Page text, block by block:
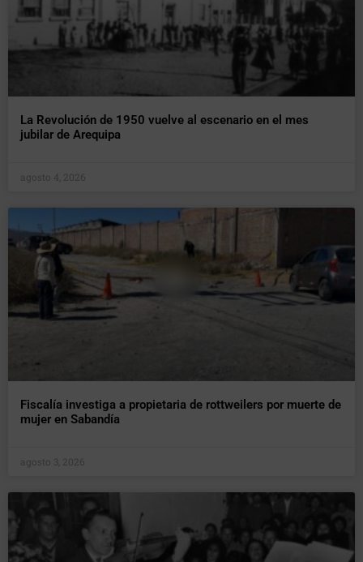
La Revolución de 1950 vuelve al escenario en el mes
jubilar de Arequipa
agosto 4, 2026
Fiscalía investiga a propietaria de rottweilers por muerte de
mujer en Sabandía
agosto 3, 2026